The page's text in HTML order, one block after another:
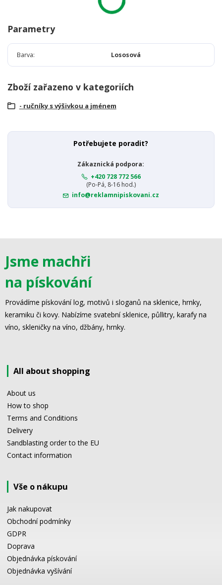
Parametry
Barva Lososová
Zboží zařazeno v kategoriích
- ručníky s výšivkou a jménem
Potřebujete poradit?
Zákaznická podpora:
+420 728 772 566
(Po-Pá, 8-16 hod.)
info@reklamnipiskovani.cz
Jsme machři
na pískování
Provádíme pískování log, motivů i sloganů na sklenice, hrnky,
keramiku či kovy. Nabízíme svatební sklenice, půllitry, karafy na
víno, skleničky na víno, džbány, hrnky.
All about shopping
About us
How to shop
Terms and Conditions
Delivery
Sandblasting order to the EU
Contact information
Vše o nákupu
Jak nakupovat
Obchodní podmínky
GDPR
Doprava
Objednávka pískování
Objednávka vyšívání